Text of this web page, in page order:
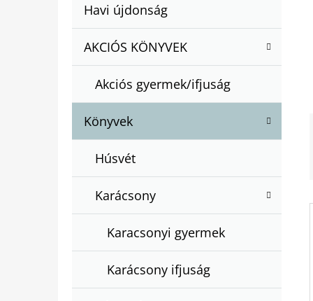
Nátugrása
T
G
R
Á
Havi újdonság
AKCIÓS KÖNYVEK
Akciós gyermek/ifjuság
Könyvek
Húsvét
Karácsony
Karacsonyi gyermek
Karácsony ifjuság
BARTOS ERIKA : BOGYÓ ÉS BABÓCA
€12,50